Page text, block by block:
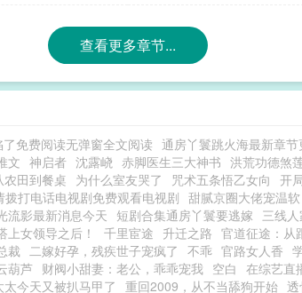
查看更多章节...
免费阅读无弹窗全文阅读 通房丫鬟跳火海最新章节
文 神启者 沈露峣 赤脚医生三大神书 洪荒功德煞
农田到餐桌 为什么室友哭了 咒术五条悟乙女向 开
拨打电话电视剧免费观看电视剧 甜腻京圈大佬宠温软
流影最新消息今天 短剧合集通房丫鬟要逃嫁 三线
上女领导之后！ 千里宦途 升迁之路 官道征途：从
裁 二嫁好孕，残疾世子宠疯了 不乖 官路女人香
葫芦 财阀小甜妻：老公，乖乖宠我 空白 在综艺直
太今天又被扒马甲了 重回2009，从不当舔狗开始